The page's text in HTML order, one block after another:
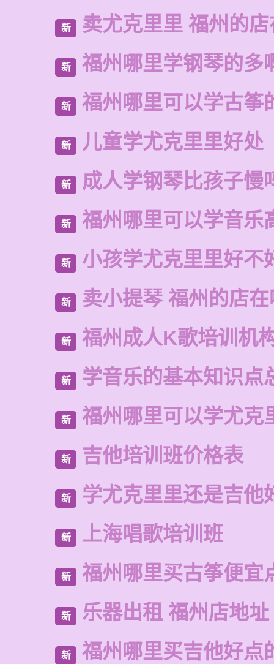
新 卖尤克里里 福州的
新 福州哪里学钢琴的多
新 福州哪里可以学古筝
新 儿童学尤克里里好处
新 成人学钢琴比孩子慢
新 福州哪里可以学音乐
新 小孩学尤克里里好不
新 卖小提琴 福州的店
新 福州成人K歌培训机
新 学音乐的基本知识点
新 福州哪里可以学尤克
新 吉他培训班价格表
新 学尤克里里还是吉他
新 上海唱歌培训班
新 福州哪里买古筝便宜
新 乐器出租 福州店地址
新 福州哪里买吉他好点